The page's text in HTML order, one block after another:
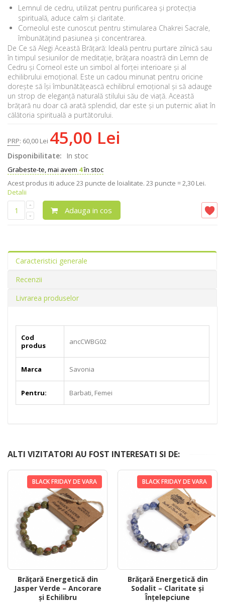
Lemnul de cedru, utilizat pentru purificarea și protecția
spirituală, aduce calm și claritate.
Corneolul este cunoscut pentru stimularea Chakrei Sacrale,
îmbunătățind pasiunea și concentrarea.
De Ce să Alegi Această Brățară: Ideală pentru purtare zilnică sau
în timpul sesiunilor de meditație, brățara noastră din Lemn de
Cedru și Corneol este un simbol al forței interioare și al
echilibrului emoțional. Este un cadou minunat pentru oricine
dorește să își îmbunătățească echilibrul emoțional și să adauge
un strop de eleganță naturală stilului său de viață. Această
brățară nu doar că arată splendid, dar este și un puternic aliat în
călătoria spirituală a purtătorului.
PRP: 60,00 Lei 45,00 Lei
Disponibilitate: In stoc
Grabeste-te, mai avem 4în stoc
Acest produs iti aduce 23 puncte de loialitate. 23 puncte = 2,30 Lei.
Detalii
Adauga in cos
Caracteristici generale
Recenzii
Livrarea produselor
Cod
produs
ancCWBG02
Marca Savonia
Pentru: Barbati, Femei
ALTI VIZITATORI AU FOST INTERESATI SI DE:
BLACK FRIDAY DE VARA
Brățară Energetică din
Jasper Verde – Ancorare
și Echilibru
BLACK FRIDAY DE VARA
Brățară Energetică din
Sodalit – Claritate și
Înțelepciune